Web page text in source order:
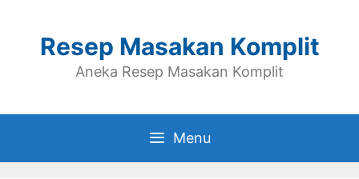
contentResep Masakan Komplit
Aneka Resep Masakan Komplit
Menu